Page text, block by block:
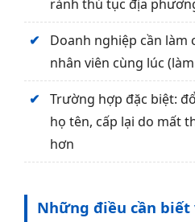
rành thủ tục địa
Doanh nghiệp cần làm
nhân viên cùng lúc
Trường hợp đặc biệt:
họ tên, cấp lại do mất
hơn
Những điều cần